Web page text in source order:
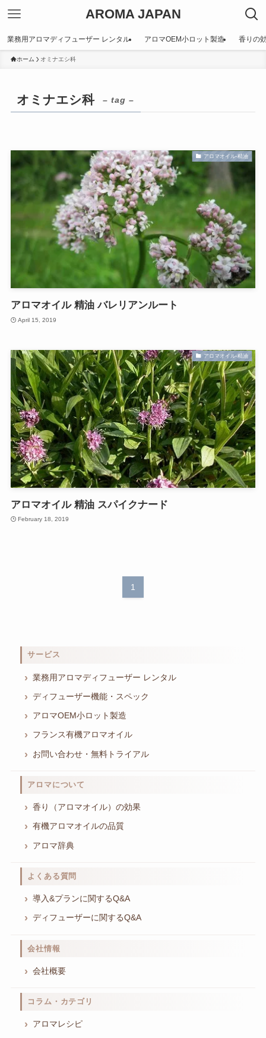
AROMA JAPAN
業務用アロマディフューザー レンタル アロマOEM小ロット製造 香りの
ホーム オミナエシ科
オミナエシ科 – tag –
アロマオイル-精油
アロマオイル 精油 バレリアンルート
April 15, 2019
アロマオイル-精油
アロマオイル 精油 スパイクナード
February 18, 2019
1
サービス
業務用アロマディフューザー レンタル
ディフューザー機能・スペック
アロマOEM小ロット製造
フランス有機アロマオイル
お問い合わせ・無料トライアル
アロマについて
香り（アロマオイル）の効果
有機アロマオイルの品質
アロマ辞典
よくある質問
導入&プランに関するQ&A
ディフューザーに関するQ&A
会社情報
会社概要
コラム・カテゴリ
アロマレシピ